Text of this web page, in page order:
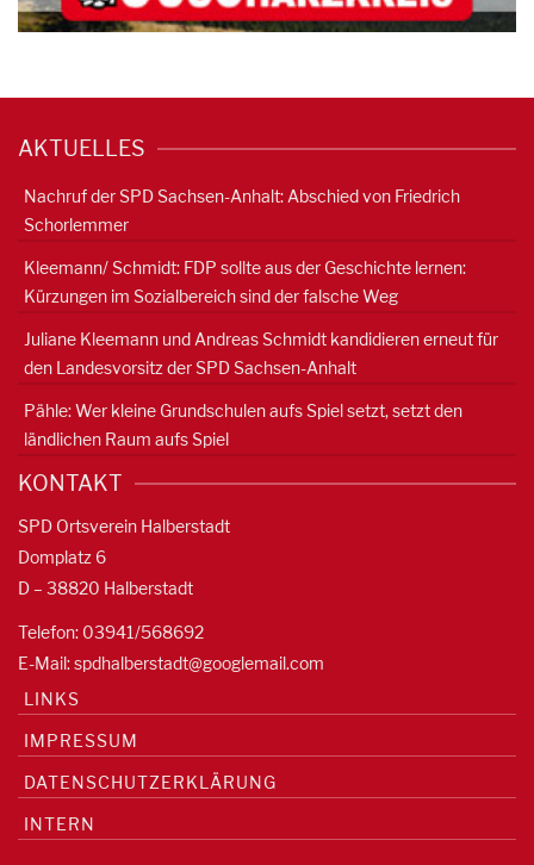
AKTUELLES
Nachruf der SPD Sachsen-Anhalt: Abschied von Friedrich
Schorlemmer
Kleemann/ Schmidt: FDP sollte aus der Geschichte lernen:
Kürzungen im Sozialbereich sind der falsche Weg
Juliane Kleemann und Andreas Schmidt kandidieren erneut für
den Landesvorsitz der SPD Sachsen-Anhalt
Pähle: Wer kleine Grundschulen aufs Spiel setzt, setzt den
ländlichen Raum aufs Spiel
KONTAKT
SPD Ortsverein Halberstadt
Domplatz 6
D – 38820 Halberstadt
Telefon: 03941/568692
E-Mail:spdhalberstadt@googlemail.com
LINKS
IMPRESSUM
DATENSCHUTZERKLÄRUNG
INTERN